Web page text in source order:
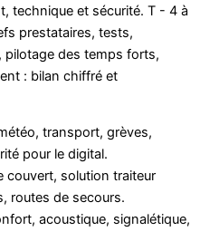
technique et sécurité. T - 4 à
prestataires, tests,
pilotage des temps forts,
: bilan chiffré et
transport, grèves,
pour le digital.
couvert, solution traiteur
routes de secours.
acoustique, signalétique,